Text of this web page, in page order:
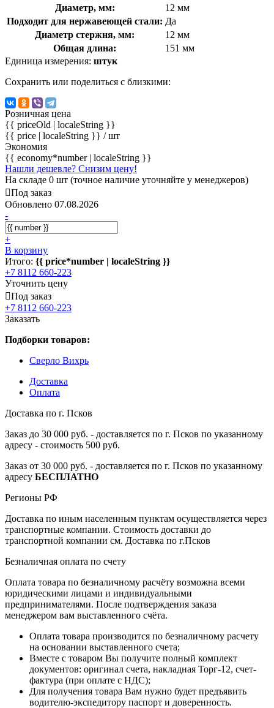
Диаметр, мм:
12 мм
Подходит для нержавеющей стали: Да
Диаметр стержня, мм:
12 мм
Общая длина:
151 мм
Единица измерения: штук
Сохранить или поделиться с близкими:
Розничная цена
{{ priceOld | localeString }}
{{ price | localeString }} / шт
Экономия
{{ economy*number | localeString }}
Нашли дешевле? Снизим цену!
На складе 0 шт (точное наличие уточняйте у менеджеров)
Под заказ
Обновлено 07.08.2026
-
+
В корзину
Итого: {{ price*number | localeString }}
+7 8112 660-223
Уточнить цену
Под заказ
+7 8112 660-223
Заказать
Подборки товаров:
Сверло Вихрь
Доставка
Оплата
Доставка по г. Псков
Заказ до 30 000 руб. - доставляется по г. Псков по указанному
адресу - стоимость 500 руб.
Заказ от 30 000 руб. - доставляется по г. Псков по указанному
адресу БЕСПЛАТНО
Регионы РФ
Доставка по иным населенным пунктам осуществляется через
транспортные компании. Стоимость доставки до
транспортной компании см. Доставка по г.Псков
Безналичная оплата по счету
Оплата товара по безналичному расчёту возможна всеми
юридическими лицами и индивидуальными
предпринимателями. После подтверждения заказа
менеджером вам выставленного счёта.
Оплата товара производится по безналичному расчету
на основании выставленного счета;
Вместе с товаром Вы получите полный комплект
документов: оригинал счета, накладная Торг-12, счет-
фактура (при оплате с НДС);
Для получения товара Вам нужно будет предъявить
водителю-экспедитору паспорт и доверенность.